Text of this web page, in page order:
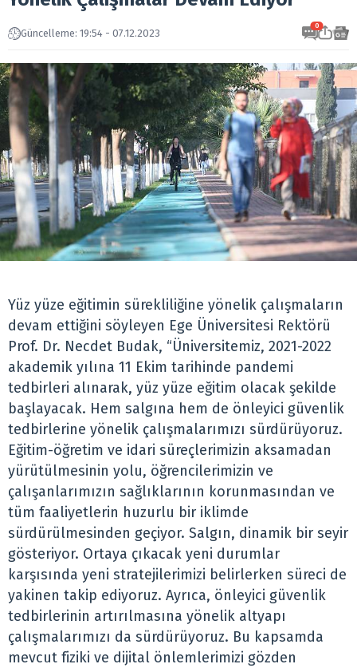
Güncelleme: 19:54 - 07.12.2023
0
Yüz yüze eğitimin sürekliliğine yönelik çalışmaların
devam ettiğini söyleyen Ege Üniversitesi Rektörü
Prof. Dr. Necdet Budak, “Üniversitemiz, 2021-2022
akademik yılına 11 Ekim tarihinde pandemi
tedbirleri alınarak, yüz yüze eğitim olacak şekilde
başlayacak. Hem salgına hem de önleyici güvenlik
tedbirlerine yönelik çalışmalarımızı sürdürüyoruz.
Eğitim-öğretim ve idari süreçlerimizin aksamadan
yürütülmesinin yolu, öğrencilerimizin ve
çalışanlarımızın sağlıklarının korunmasından ve
tüm faaliyetlerin huzurlu bir iklimde
sürdürülmesinden geçiyor. Salgın, dinamik bir seyir
gösteriyor. Ortaya çıkacak yeni durumlar
karşısında yeni stratejilerimizi belirlerken süreci de
yakinen takip ediyoruz. Ayrıca, önleyici güvenlik
tedbirlerinin artırılmasına yönelik altyapı
çalışmalarımızı da sürdürüyoruz. Bu kapsamda
mevcut fiziki ve dijital önlemlerimizi gözden